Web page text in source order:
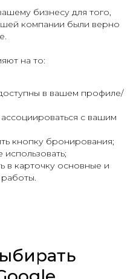
бизнесу для того,
компании были верно
на то:
в вашем профиле/
с вашим
кнопку бронирования;
в карточку основные и